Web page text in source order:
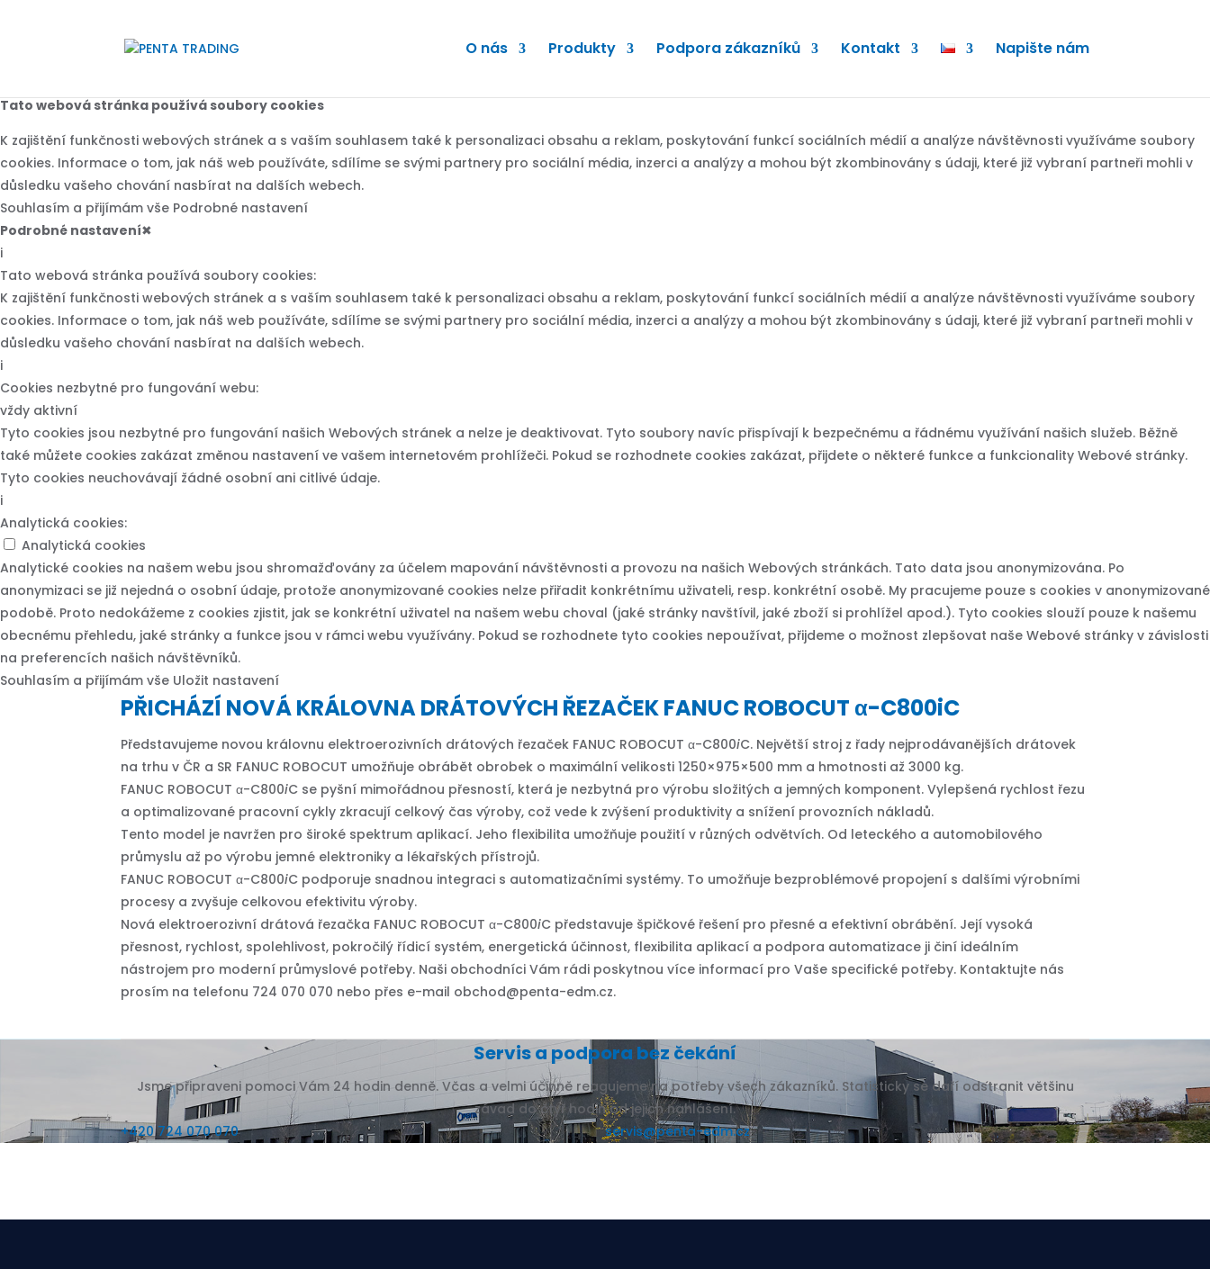
Tato webová stránka používá soubory cookies
K zajištění funkčnosti webových stránek a s vaším souhlasem také k personalizaci obsahu a reklam, poskytování funkcí sociálních médií a analýze návštěvnosti využíváme soubory
cookies. Informace o tom, jak náš web používáte, sdílíme se svými partnery pro sociální média, inzerci a analýzy a mohou být zkombinovány s údaji, které již vybraní partneři mohli v
důsledku vašeho chování nasbírat na dalších webech.
Souhlasím a přijímám vše Podrobné nastavení
Podrobné nastavení✖
i
Tato webová stránka používá soubory cookies:
K zajištění funkčnosti webových stránek a s vaším souhlasem také k personalizaci obsahu a reklam, poskytování funkcí sociálních médií a analýze návštěvnosti využíváme soubory
cookies. Informace o tom, jak náš web používáte, sdílíme se svými partnery pro sociální média, inzerci a analýzy a mohou být zkombinovány s údaji, které již vybraní partneři mohli v
důsledku vašeho chování nasbírat na dalších webech.
i
Cookies nezbytné pro fungování webu:
vždy aktivní
Tyto cookies jsou nezbytné pro fungování našich Webových stránek a nelze je deaktivovat. Tyto soubory navíc přispívají k bezpečnému a řádnému využívání našich služeb. Běžně
také můžete cookies zakázat změnou nastavení ve vašem internetovém prohlížeči. Pokud se rozhodnete cookies zakázat, přijdete o některé funkce a funkcionality Webové stránky.
Tyto cookies neuchovávají žádné osobní ani citlivé údaje.
i
Analytická cookies:
Analytická cookies
Analytické cookies na našem webu jsou shromažďovány za účelem mapování návštěvnosti a provozu na našich Webových stránkách. Tato data jsou anonymizována. Po
anonymizaci se již nejedná o osobní údaje, protože anonymizované cookies nelze přiřadit konkrétnímu uživateli, resp. konkrétní osobě. My pracujeme pouze s cookies v anonymizované
podobě. Proto nedokážeme z cookies zjistit, jak se konkrétní uživatel na našem webu choval (jaké stránky navštívil, jaké zboží si prohlížel apod.). Tyto cookies slouží pouze k našemu
obecnému přehledu, jaké stránky a funkce jsou v rámci webu využívány. Pokud se rozhodnete tyto cookies nepoužívat, přijdeme o možnost zlepšovat naše Webové stránky v závislosti
na preferencích našich návštěvníků.
Souhlasím a přijímám vše Uložit nastavení
O nás Produkty Podpora zákazníků Kontakt Napište nám
PŘICHÁZÍ NOVÁ KRÁLOVNA DRÁTOVÝCH ŘEZAČEK FANUC ROBOCUT α-C800iC
Představujeme novou královnu elektroerozivních drátových řezaček FANUC ROBOCUT α-C800iC. Největší stroj z řady nejprodávanějších drátovek
na trhu v ČR a SR FANUC ROBOCUT umožňuje obrábět obrobek o maximální velikosti 1250×975×500 mm a hmotnosti až 3000 kg.
FANUC ROBOCUT α-C800iC se pyšní mimořádnou přesností, která je nezbytná pro výrobu složitých a jemných komponent. Vylepšená rychlost řezu
a optimalizované pracovní cykly zkracují celkový čas výroby, což vede k zvýšení produktivity a snížení provozních nákladů.
Tento model je navržen pro široké spektrum aplikací. Jeho flexibilita umožňuje použití v různých odvětvích. Od leteckého a automobilového
průmyslu až po výrobu jemné elektroniky a lékařských přístrojů.
FANUC ROBOCUT α-C800iC podporuje snadnou integraci s automatizačními systémy. To umožňuje bezproblémové propojení s dalšími výrobními
procesy a zvyšuje celkovou efektivitu výroby.
Nová elektroerozivní drátová řezačka FANUC ROBOCUT α-C800iC představuje špičkové řešení pro přesné a efektivní obrábění. Její vysoká
přesnost, rychlost, spolehlivost, pokročilý řídicí systém, energetická účinnost, flexibilita aplikací a podpora automatizace ji činí ideálním
nástrojem pro moderní průmyslové potřeby. Naši obchodníci Vám rádi poskytnou více informací pro Vaše specifické potřeby. Kontaktujte nás
prosím na telefonu 724 070 070 nebo přes e-mail obchod@penta-edm.cz.
Servis a podpora bez čekání
Jsme připraveni pomoci Vám 24 hodin denně. Včas a velmi účinně reagujeme na potřeby všech zákazníků. Statisticky se daří odstranit většinu
závad do čtyř hodin od jejich nahlášení.
+420 724 070 070
servis@penta-edm.cz